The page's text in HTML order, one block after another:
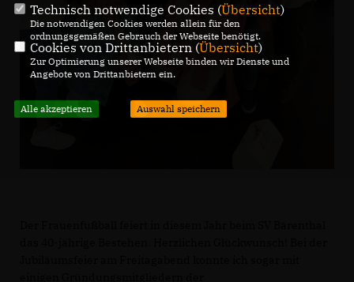
Technisch notwendige Cookies (Übersicht)
Die notwendigen Cookies werden allein für den
ordnungsgemäßen Gebrauch der Webseite benötigt.
Cookies von Drittanbietern (Übersicht)
Zur Optimierung unserer Webseite binden wir Dienste und
Angebote von Drittanbietern ein.
Alle akzeptieren Auswahl speichern